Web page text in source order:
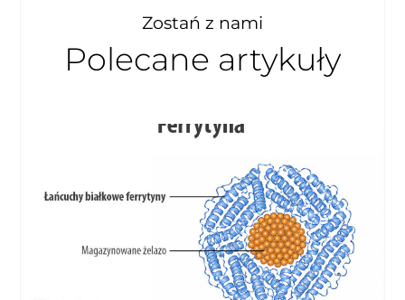
Zostań z nami
Polecane artykuły